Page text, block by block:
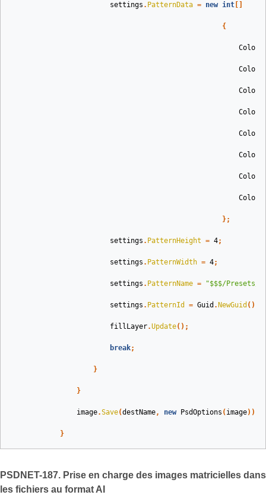
settings . PatternData = new int
{
Color
Color
Color
Color
Color
Color
Color
Color
};
settings . PatternHeight = 4;
settings . PatternWidth = 4;
settings . PatternName = "$$$/Presets/
settings . PatternId = Guid . NewGuid ().
fillLayer.Update();
break;
}
}
image.Save(destName, new PsdOptions ( image));
}
PSDNET-187. Prise en charge des images matricielles dans
les fichiers au format AI